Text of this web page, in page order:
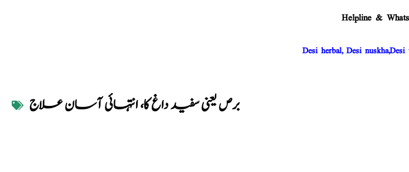
Helpline &
Desi herbal, Desi
برص یعنی سفید داغ کا، انتہائی آسان علاج